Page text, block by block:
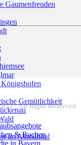
& Buchen
in Bayern
| All Right Reserved
Gaumenfreuden
Gemütlichkeit
im Altmühltal